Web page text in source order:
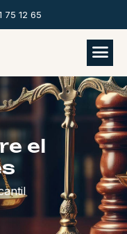
75 12 65
el